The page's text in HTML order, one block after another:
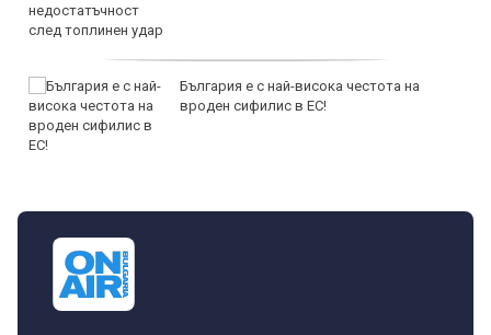
България е с най-висока честота на
вроден сифилис в ЕС!